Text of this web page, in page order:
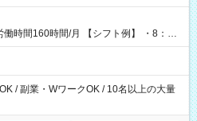
/月 【シフト例】 ・8：00
/ 副業・WワークOK / 10名以上の大量